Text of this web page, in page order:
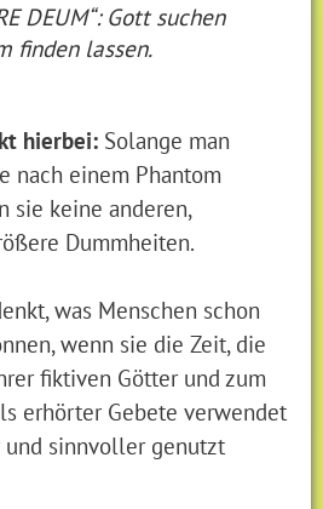
DEUM“: Gott suchen
finden lassen.
hierbei: Solange man
nach einem Phantom
sie keine anderen,
Dummheiten.
was Menschen schon
wenn sie die Zeit, die
fiktiven Götter und zum
erhörter Gebete verwendet
sinnvoller genutzt